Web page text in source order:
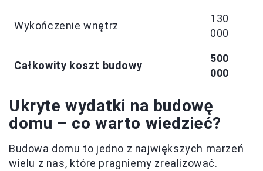
Wykończenie wnętrz
130
000
Całkowity koszt budowy
500
000
Ukryte wydatki na budowę
domu – co warto wiedzieć?
Budowa domu to jedno z największych marzeń
wielu z nas, które pragniemy zrealizować.